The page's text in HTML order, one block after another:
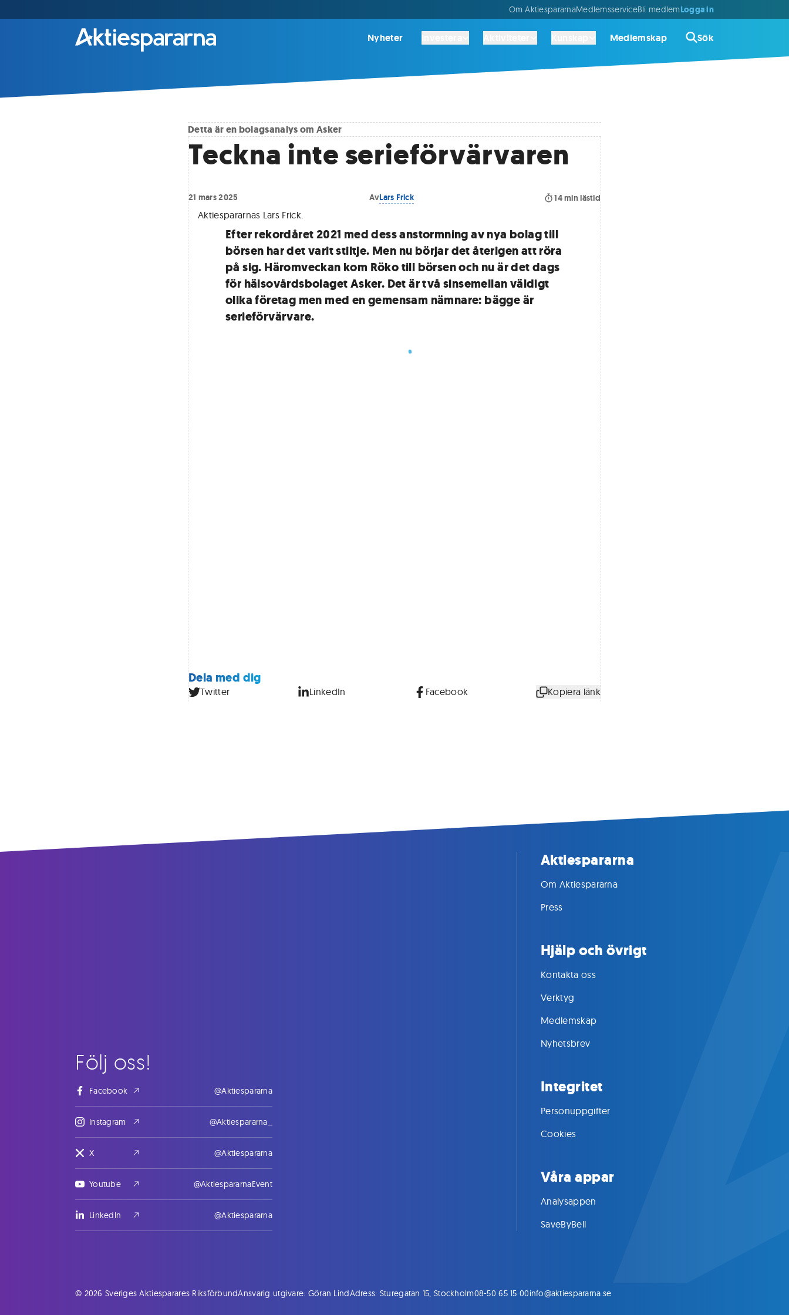
Om AktiespararnaMedlemsserviceBli medlemLogga in
Nyheter Medlemskap Sök
Detta är en bolagsanalys om Asker
Teckna inte serieförvärvaren
21 mars 2025 AvLars Frick 14min lästid
Aktiespararnas Lars Frick.
Efter rekordåret 2021 med dess anstormning av nya bolag till
börsen har det varit stiltje. Men nu börjar det återigen att röra
på sig. Häromveckan kom Röko till börsen och nu är det dags
för hälsovårdsbolaget Asker. Det är två sinsemellan väldigt
olika företag men med en gemensam nämnare: bägge är
serieförvärvare.
Dela med dig
Twitter LinkedIn Facebook Kopiera länk
Följ oss!
Facebook @Aktiespararna
Instagram @Aktiespararna_
X @Aktiespararna
Youtube @AktiespararnaEvent
LinkedIn @Aktiespararna
Aktiespararna
Om Aktiespararna
Press
Hjälp och övrigt
Kontakta oss
Verktyg
Medlemskap
Nyhetsbrev
Integritet
Personuppgifter
Cookies
Våra appar
Analysappen
SaveByBell
© 2026 Sveriges Aktiesparares RiksförbundAnsvarig utgivare: Göran LindAdress: Sturegatan 15, Stockholm08-50 65 15 00info@aktiespararna.se